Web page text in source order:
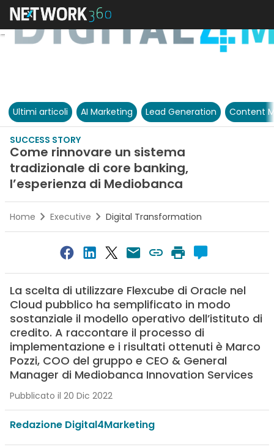
Ultimi articoli AI Marketing Lead Generation Content
SUCCESS STORY
Come rinnovare un sistema
tradizionale di core banking,
l’esperienza di Mediobanca
Home Executive Digital Transformation
La scelta di utilizzare Flexcube di Oracle nel
Cloud pubblico ha semplificato in modo
sostanziale il modello operativo dell’istituto di
credito. A raccontare il processo di
implementazione e i risultati ottenuti è Marco
Pozzi, COO del gruppo e CEO & General
Manager di Mediobanca Innovation Services
Pubblicato il 20 Dic 2022
Redazione Digital4Marketing